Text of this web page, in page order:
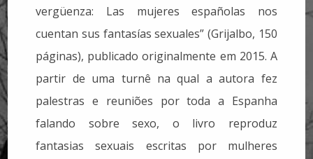
vergüenza: Las mujeres españolas nos
cuentan sus fantasías sexuales” (Grijalbo, 150
páginas), publicado originalmente em 2015. A
partir de uma turnê na qual a autora fez
palestras e reuniões por toda a Espanha
falando sobre sexo, o livro reproduz
fantasias sexuais escritas por mulheres